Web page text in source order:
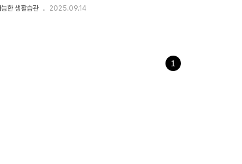
어마어마한 양의 물과 에너지가 들어가며, 사용 후 버려지는 옷은 쓰레기 산을 만들
중고 의류 쇼핑은 이미 생산된 옷의 수명을 연장하고, 새로운 자원 채굴과 생산 과정..
한 생활습관 2025.09.14
1